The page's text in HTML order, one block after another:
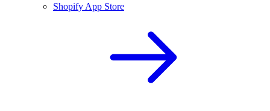
Shopify App Store